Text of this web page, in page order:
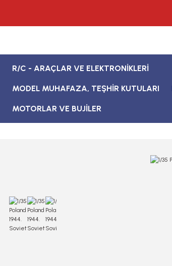
R/C - ARAÇLAR VE ELEKTRONİKLERİ
MODEL MUHAFAZA, TEŞHİR KUTULARI
MOTORLAR VE BUJİLER